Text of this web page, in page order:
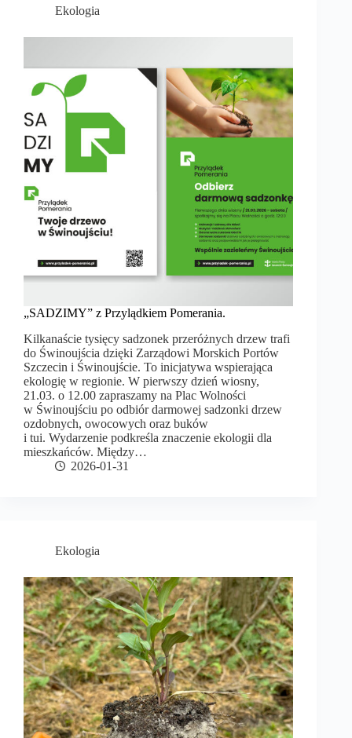
Ekologia
„SADZIMY” z Przylądkiem Pomerania.
Kilkanaście tysięcy sadzonek przeróżnych drzew trafi
do Świnoujścia dzięki Zarządowi Morskich Portów
Szczecin i Świnoujście. To inicjatywa wspierająca
ekologię w regionie. W pierwszy dzień wiosny,
21.03. o 12.00 zapraszamy na Plac Wolności
w Świnoujściu po odbiór darmowej sadzonki drzew
ozdobnych, owocowych oraz buków
i tui. Wydarzenie podkreśla znaczenie ekologii dla
mieszkańców. Między…
2026-01-31
Ekologia